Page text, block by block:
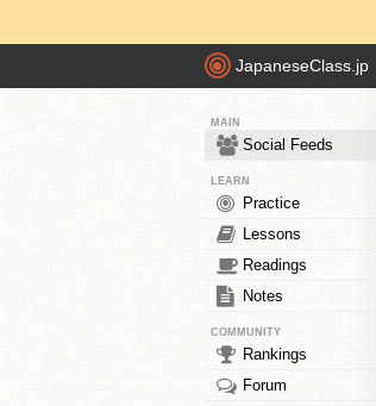
JapaneseClass.jp
MAIN
Social Feeds
LEARN
Practice
Lessons
Readings
Notes
COMMUNITY
Rankings
Forum